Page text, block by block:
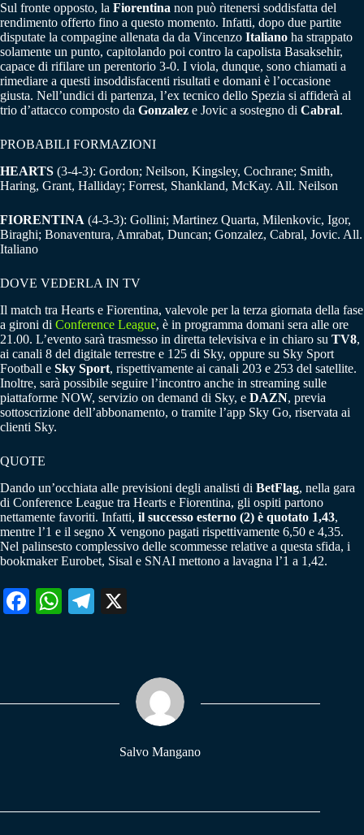
Sul fronte opposto, la Fiorentina non può ritenersi soddisfatta del
rendimento offerto fino a questo momento. Infatti, dopo due partite
disputate la compagine allenata da da Vincenzo Italiano ha strappato
solamente un punto, capitolando poi contro la capolista Basaksehir,
capace di rifilare un perentorio 3-0. I viola, dunque, sono chiamati a
rimediare a questi insoddisfacenti risultati e domani è l’occasione
giusta. Nell’undici di partenza, l’ex tecnico dello Spezia si affiderà al
trio d’attacco composto da Gonzalez e Jovic a sostegno di Cabral.
PROBABILI FORMAZIONI
HEARTS (3-4-3): Gordon; Neilson, Kingsley, Cochrane; Smith,
Haring, Grant, Halliday; Forrest, Shankland, McKay. All. Neilson
FIORENTINA (4-3-3): Gollini; Martinez Quarta, Milenkovic, Igor,
Biraghi; Bonaventura, Amrabat, Duncan; Gonzalez, Cabral, Jovic. All.
Italiano
DOVE VEDERLA IN TV
Il match tra Hearts e Fiorentina, valevole per la terza giornata della fase
a gironi di Conference League, è in programma domani sera alle ore
21.00. L’evento sarà trasmesso in diretta televisiva e in chiaro su TV8,
ai canali 8 del digitale terrestre e 125 di Sky, oppure su Sky Sport
Football e Sky Sport, rispettivamente ai canali 203 e 253 del satellite.
Inoltre, sarà possibile seguire l’incontro anche in streaming sulle
piattaforme NOW, servizio on demand di Sky, e DAZN, previa
sottoscrizione dell’abbonamento, o tramite l’app Sky Go, riservata ai
clienti Sky.
QUOTE
Dando un’occhiata alle previsioni degli analisti di BetFlag, nella gara
di Conference League tra Hearts e Fiorentina, gli ospiti partono
nettamente favoriti. Infatti, il successo esterno (2) è quotato 1,43,
mentre l’1 e il segno X vengono pagati rispettivamente 6,50 e 4,35.
Nel palinsesto complessivo delle scommesse relative a questa sfida, i
bookmaker Eurobet, Sisal e SNAI mettono a lavagna l’1 a 1,42.
Fa W
pp
Te
m
Salvo Mangano